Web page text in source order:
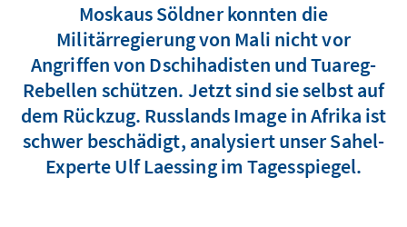
Moskaus Söldner konnten die
Militärregierung von Mali nicht vor
Angriffen von Dschihadisten und Tuareg-
Rebellen schützen. Jetzt sind sie selbst auf
dem Rückzug. Russlands Image in Afrika ist
schwer beschädigt, analysiert unser Sahel-
Experte Ulf Laessing im Tagesspiegel.